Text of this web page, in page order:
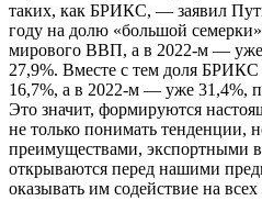
таких, как БРИКС, — заявил
году на долю «большой
мирового ВВП, а в 2022-м —
27,9%. Вместе с тем доля БРИКС
16,7%, а в 2022-м — уже 31,4%,
Это значит, формируются
не только понимать тенденции,
преимуществами, экспортными
открываются перед нашими
оказывать им содействие на